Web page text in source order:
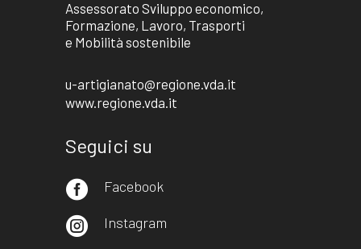
Assessorato Sviluppo economico,
Formazione, Lavoro, Trasporti
e Mobilità sostenibile
u-artigianato@regione.vda.it
www.regione.vda.it
Seguici su
 Facebook
 Instagram